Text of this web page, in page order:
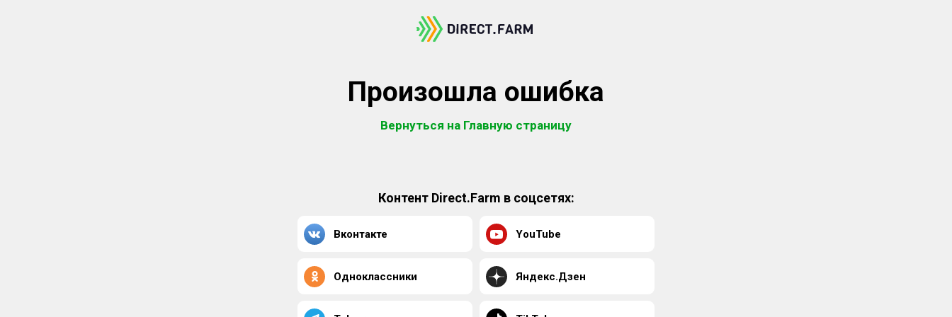
Произошла ошибка
Вернуться на Главную страницу
Контент Direct.Farm в соцсетях:
Вконтакте YouTube
Одноклассники Яндекс.Дзен